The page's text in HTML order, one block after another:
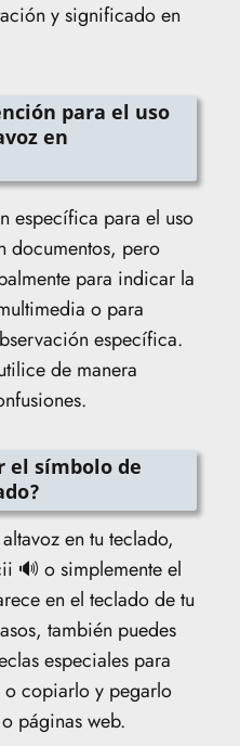
y significado en
para el uso
en
específica para el uso
documentos, pero
para indicar la
o para
específica.
de manera
el símbolo de
en tu teclado,
🔊 o simplemente el
en el teclado de tu
también puedes
especiales para
copiarlo y pegarlo
páginas web.